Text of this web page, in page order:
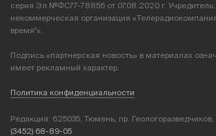
серия Эл №ФС77-78856 от 07.08.2020 г.
некоммерческая организация
время"».
Подпись «партнерская новость» в материалах
имеет рекламный характер.
Политика конфиденциальности
Редакция: 625035, Тюмень, пр.
(3452) 68-89-05